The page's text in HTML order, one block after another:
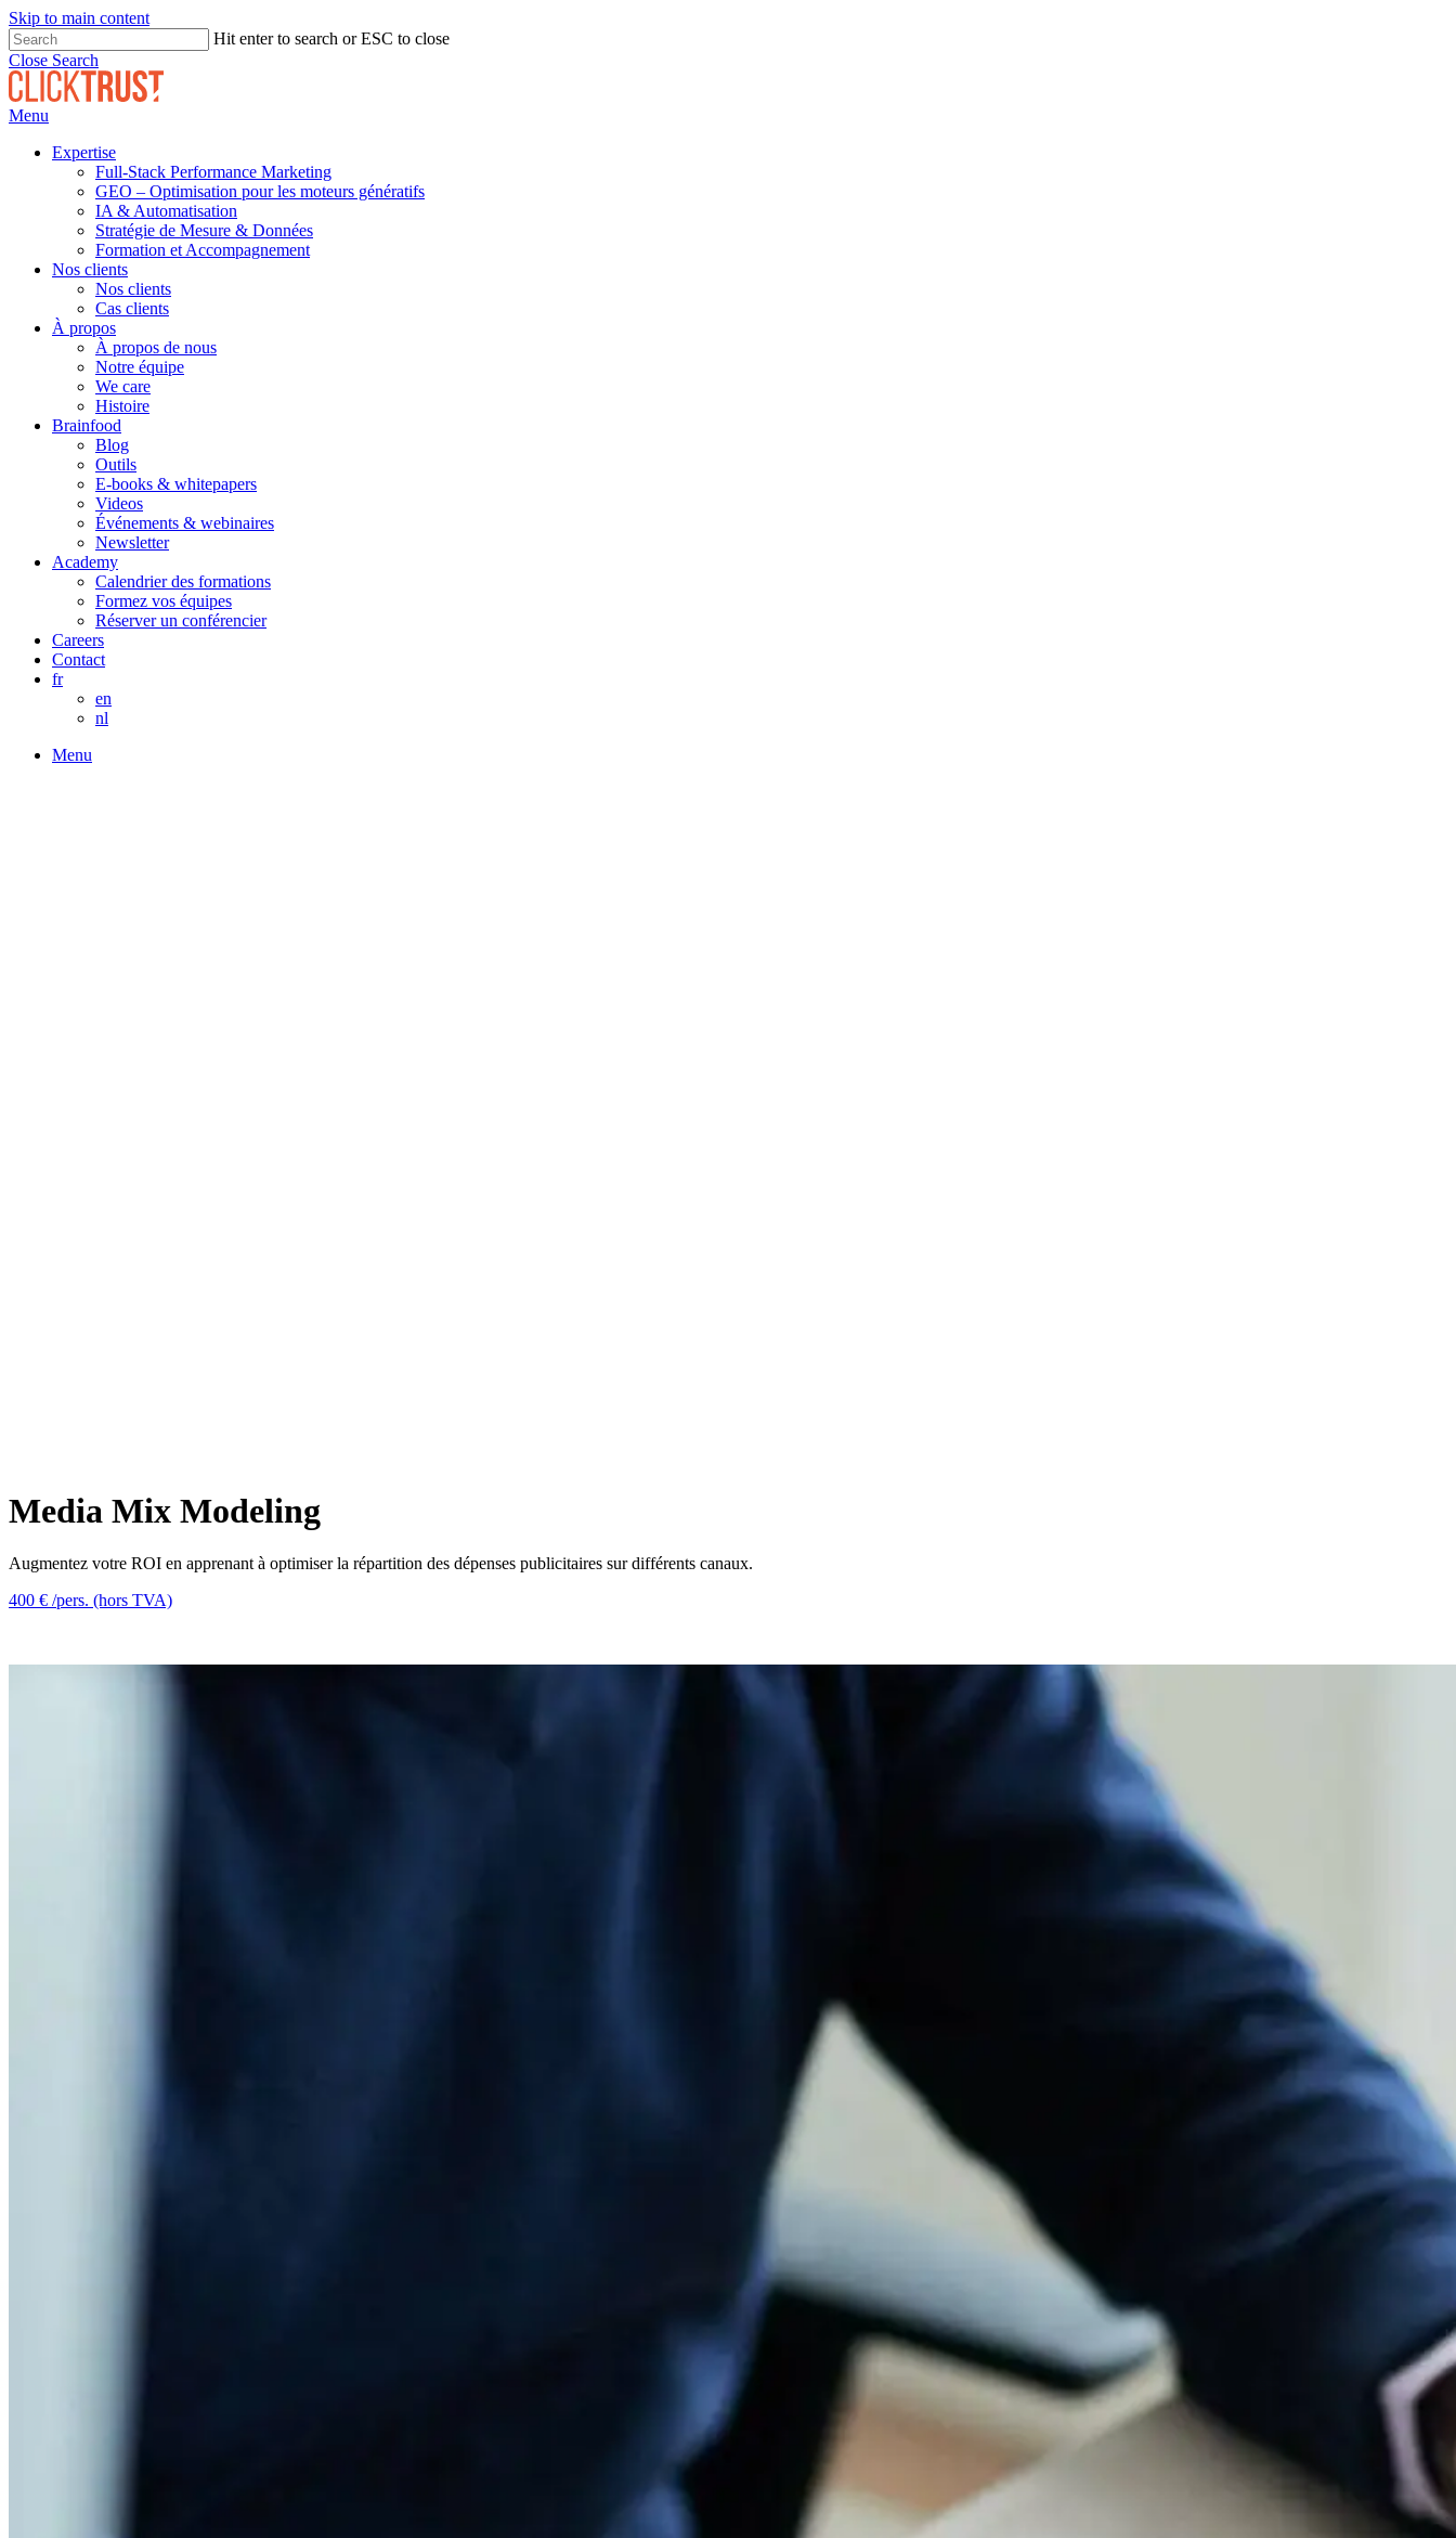
Skip to main content
Hit enter to search or ESC to close
Close Search
Menu
Expertise
Full-Stack Performance Marketing
GEO – Optimisation pour les moteurs génératifs
IA & Automatisation
Stratégie de Mesure & Données
Formation et Accompagnement
Nos clients
Nos clients
Cas clients
À propos
À propos de nous
Notre équipe
We care
Histoire
Brainfood
Blog
Outils
E-books & whitepapers
Videos
Événements & webinaires
Newsletter
Academy
Calendrier des formations
Formez vos équipes
Réserver un conférencier
Careers
Contact
fr
en
nl
Menu
Media Mix Modeling
Augmentez votre ROI en apprenant à optimiser la répartition des dépenses publicitaires sur différents canaux.
400 € /pers. (hors TVA)